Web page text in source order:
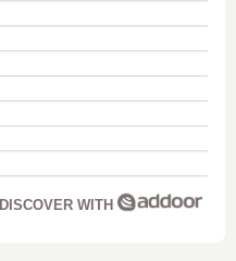
DISCOVER WITH